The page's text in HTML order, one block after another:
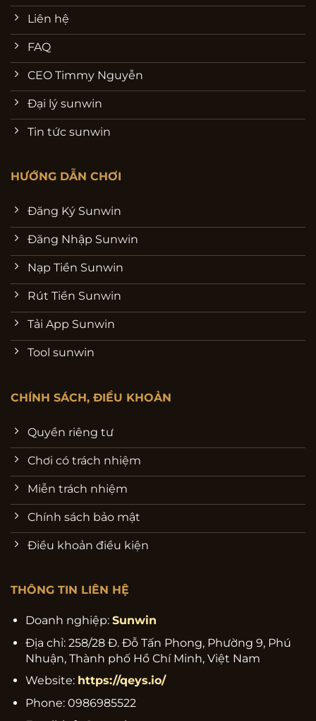
Liên hệ
FAQ
CEO Timmy Nguyễn
Đại lý sunwin
Tin tức sunwin
HƯỚNG DẪN CHƠI
Đăng Ký Sunwin
Đăng Nhập Sunwin
Nạp Tiền Sunwin
Rút Tiền Sunwin
Tải App Sunwin
Tool sunwin
CHÍNH SÁCH, ĐIỀU KHOẢN
Quyền riêng tư
Chơi có trách nhiệm
Miễn trách nhiệm
Chính sách bảo mật
Điều khoản điều kiện
THÔNG TIN LIÊN HỆ
Doanh nghiệp: Sunwin
Địa chỉ: 258/28 Đ. Đỗ Tấn Phong, Phường 9, Phú
Nhuận, Thành phố Hồ Chí Minh, Việt Nam
Website: https://qeys.io/
Phone: 0986985522